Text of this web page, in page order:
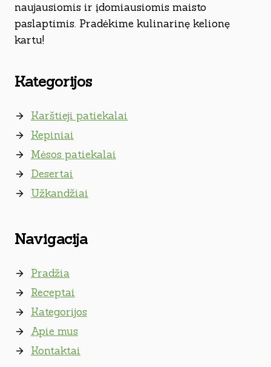
naujausiomis ir įdomiausiomis maisto
paslaptimis. Pradėkime kulinarinę kelionę
kartu!
Kategorijos
Karštieji patiekalai
Kepiniai
Mėsos patiekalai
Desertai
Užkandžiai
Navigacija
Pradžia
Receptai
Kategorijos
Apie mus
Kontaktai